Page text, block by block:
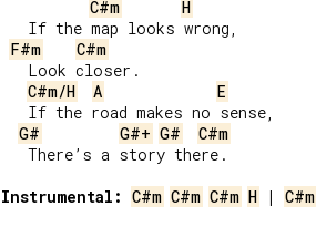
C#m
H
   If the map looks wrong,
F#m
C#m
   Look closer.
C#m/H
A
E
   If the road makes no sense,
G#
G#+ G#
C#m
   There’s a story there.
Instrumental: C#m C#m C#m H | C#m